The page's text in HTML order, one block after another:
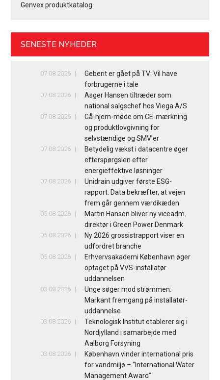
Genvex produktkatalog
SENESTE NYHEDER
07.08.2026
Geberit er gået på TV: Vil have
forbrugerne i tale
07.08.2026
Asger Hansen tiltræder som
national salgschef hos Viega A/S
07.08.2026
Gå-hjem-møde om CE-mærkning
og produktlovgivning for
selvstændige og SMV’er
07.08.2026
Betydelig vækst i datacentre øger
efterspørgslen efter
energieffektive løsninger
07.08.2026
Unidrain udgiver første ESG-
rapport: Data bekræfter, at vejen
frem går gennem værdikæden
05.08.2026
Martin Hansen bliver ny viceadm.
direktør i Green Power Denmark
05.08.2026
Ny 2026 grossistrapport viser en
udfordret branche
05.08.2026
Erhvervsakademi København øger
optaget på VVS-installatør
uddannelsen
03.08.2026
Unge søger mod strømmen:
Markant fremgang på installatør-
uddannelse
03.08.2026
Teknologisk Institut etablerer sig i
Nordjylland i samarbejde med
Aalborg Forsyning
03.08.2026
København vinder international pris
for vandmiljø – “International Water
Management Award”